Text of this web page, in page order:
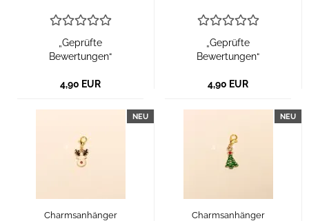
„Geprüfte
Bewertungen“
4,90 EUR
„Geprüfte
Bewertungen“
4,90 EUR
NEU
Charmsanhänger
NEU
Charmsanhänger